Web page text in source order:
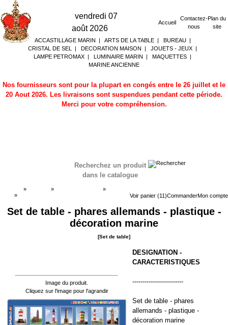
vendredi 07
août 2026
Accueil
Contactez-
nous
Plan du
site
ACCASTILLAGE MARIN | ARTS DE LA TABLE| BUREAU|
CRISTAL DE SEL
| DECORATION MAISON | JOUETS - JEUX |
LAMPE PETROMAX | LUMINAIRE MARIN | MAQUETTES |
MARINE ANCIENNE
Nos fournisseurs sont pour la plupart en congés entre le 26 juillet et le
20 Aout 2026. Les livraisons sont suspendues pendant cette période.
Merci pour votre compréhension.
Recherchez un produit
dans le catalogue
Voir panier (11)CommanderMon compte
» » »
»
Set de table - phares allemands - plastique -
décoration marine
[Set de table]
Image du produit.
Cliquez sur l'image pour l'agrandir
DESIGNATION -
CARACTERISTIQUES
-------------------------
Set de table - phares
allemands - plastique -
décoration marine